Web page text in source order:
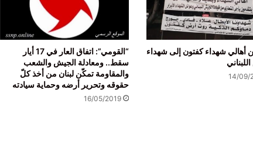
أهالي شهداء كفتون إلى شهداء
14/09/
“القومي”: اتفاق العار في 17 أيار
سقط.. ومعادلة الجيش والشعب
والمقاومة تمكّن لبنان من أخذ كلّ
حقوقه وتحرير أرضه وحماية سيادته
16/05/2019